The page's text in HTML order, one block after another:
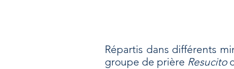
Répartis dans différents
groupe de prière Resucito